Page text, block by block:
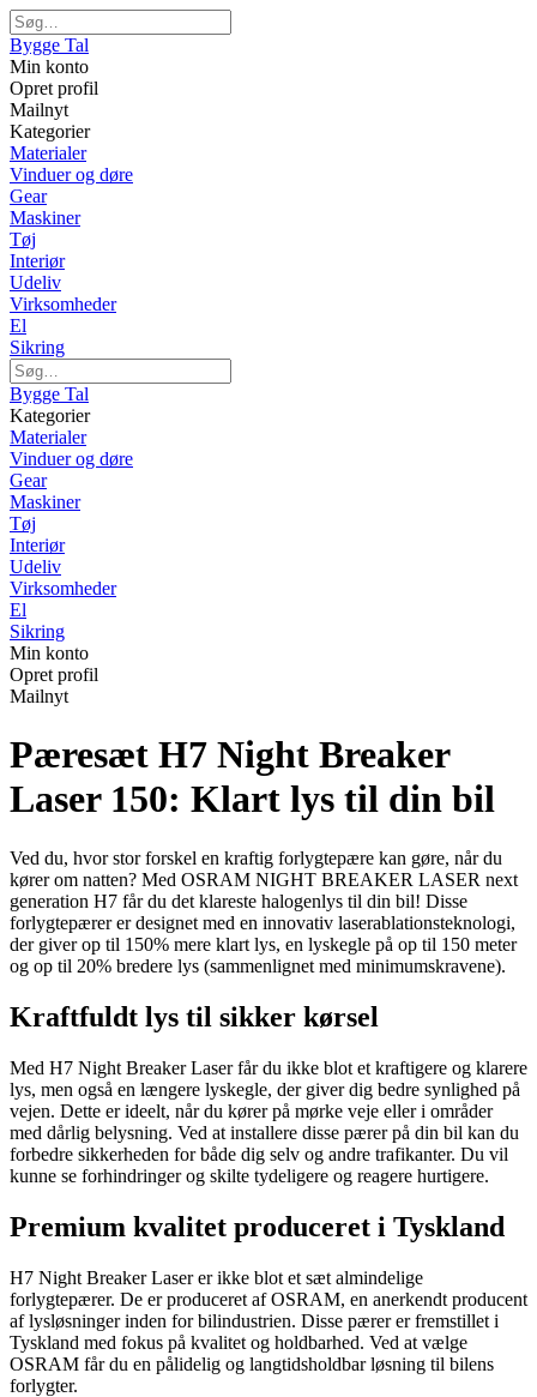
Bygge Tal
Min konto
Opret profil
Mailnyt
Kategorier
Materialer
Vinduer og døre
Gear
Maskiner
Tøj
Interiør
Udeliv
Virksomheder
El
Sikring
Bygge Tal
Kategorier
Materialer
Vinduer og døre
Gear
Maskiner
Tøj
Interiør
Udeliv
Virksomheder
El
Sikring
Min konto
Opret profil
Mailnyt
Pæresæt H7 Night Breaker
Laser 150: Klart lys til din bil
Ved du, hvor stor forskel en kraftig forlygtepære kan gøre, når du
kører om natten? Med OSRAM NIGHT BREAKER LASER next
generation H7 får du det klareste halogenlys til din bil! Disse
forlygtepærer er designet med en innovativ laserablationsteknologi,
der giver op til 150% mere klart lys, en lyskegle på op til 150 meter
og op til 20% bredere lys (sammenlignet med minimumskravene).
Kraftfuldt lys til sikker kørsel
Med H7 Night Breaker Laser får du ikke blot et kraftigere og klarere
lys, men også en længere lyskegle, der giver dig bedre synlighed på
vejen. Dette er ideelt, når du kører på mørke veje eller i områder
med dårlig belysning. Ved at installere disse pærer på din bil kan du
forbedre sikkerheden for både dig selv og andre trafikanter. Du vil
kunne se forhindringer og skilte tydeligere og reagere hurtigere.
Premium kvalitet produceret i Tyskland
H7 Night Breaker Laser er ikke blot et sæt almindelige
forlygtepærer. De er produceret af OSRAM, en anerkendt producent
af lysløsninger inden for bilindustrien. Disse pærer er fremstillet i
Tyskland med fokus på kvalitet og holdbarhed. Ved at vælge
OSRAM får du en pålidelig og langtidsholdbar løsning til bilens
forlygter.